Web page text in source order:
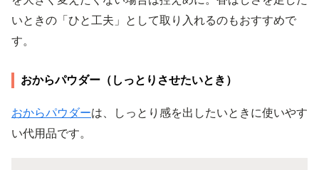
いときの「ひと工夫」として取り入れるのもおすすめで
す。
おからパウダー（しっとりさせたいとき）
おからパウダーは、しっとり感を出したいときに使いやす
い代用品です。